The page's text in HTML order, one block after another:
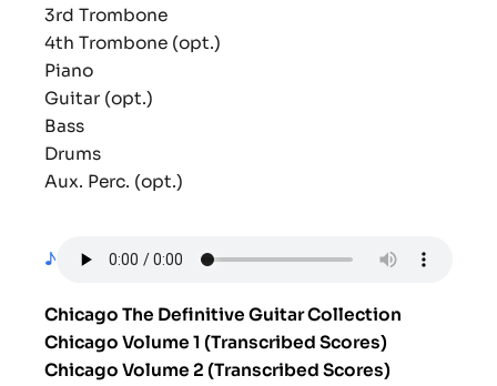
3rd Trombone
4th Trombone (opt.)
Piano
Guitar (opt.)
Bass
Drums
Aux. Perc. (opt.)
♪
Chicago The Definitive Guitar Collection
Chicago Volume 1 (Transcribed Scores)
Chicago Volume 2 (Transcribed Scores)